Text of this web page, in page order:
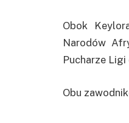
Obok
Narodów
Pucharze
Obu